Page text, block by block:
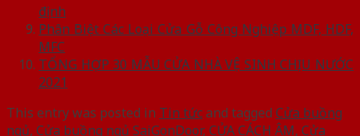
định
Phân Biệt Các Loại Cửa Gỗ Công Nghiệp MDF, HDF,
MFC
TỔNG HỢP 30 MẪU CỬA NHÀ VỆ SINH CHỊU NƯỚC
2021
This entry was posted in Tin tứcand tagged Cửa buồng
ngủ, Cửa buồng ngủ SaiGonDoor, CỬA CÁCH ÂM, Cửa